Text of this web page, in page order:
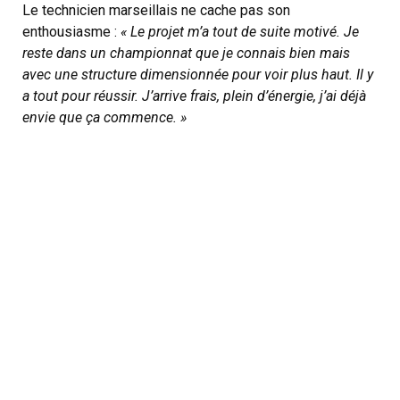
Le technicien marseillais ne cache pas son
enthousiasme : « Le projet m’a tout de suite motivé. Je
reste dans un championnat que je connais bien mais
avec une structure dimensionnée pour voir plus haut. Il y
a tout pour réussir. J’arrive frais, plein d’énergie, j’ai déjà
envie que ça commence. »